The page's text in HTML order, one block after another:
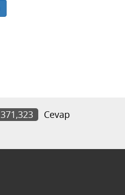
371,323
Cevap